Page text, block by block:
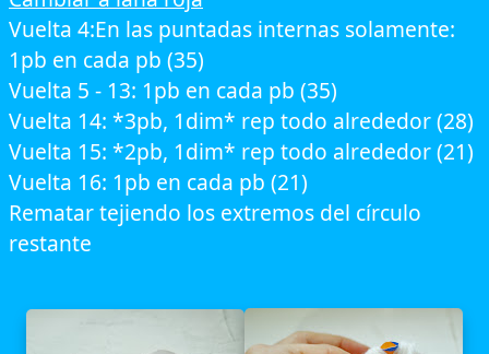
Vuelta 4:En las puntadas internas solamente:
1pb en cada pb (35)
Vuelta 5 - 13: 1pb en cada pb (35)
Vuelta 14: *3pb, 1dim* rep todo alrededor (28)
Vuelta 15: *2pb, 1dim* rep todo alrededor (21)
Vuelta 16: 1pb en cada pb (21)
Rematar tejiendo los extremos del círculo
restante